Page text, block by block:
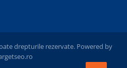
drepturile rezervate. Powered by